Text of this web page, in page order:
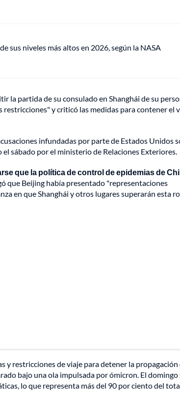
sus niveles más altos en 2026, según la NASA
la partida de su consulado en Shanghái de su
y criticó las medidas para contener el
infundadas por parte de Estados Unidos
sábado por el ministerio de Relaciones Exteriores.
que la política de control de epidemias de
que Beijing había presentado "representaciones
en que Shanghái y otros lugares superarán esta
y restricciones de viaje para detener la propagación
bajo una ola impulsada por ómicron. El domingo
lo que representa más del 90 por ciento del